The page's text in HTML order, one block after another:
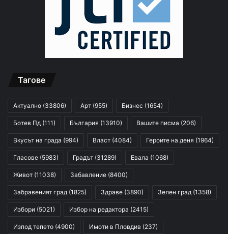
Тагове
Актуално (33806) Арт (955) Бизнес (1654)
Ботев Пд (111) България (13910) Вашите писма (206)
Вкусът на града (994) Власт (4084) Героите на деня (1964)
Гласове (5983) Градът (31289) Евала (1068)
Живот (11038) Забавление (8400)
Забравеният град (1825) Здраве (3890) Зелен град (1358)
Избори (5021) Избор на редактора (2415)
Изпод тепето (4900) Имоти в Пловдив (237)